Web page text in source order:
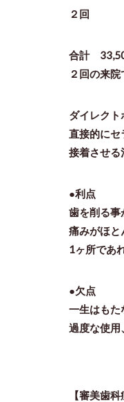
２回
合計
２回の来
ダイレク
直接的にセ
接着させる
●利点
歯を削る事
痛みがほと
1ヶ所であ
●欠点
一生はもた
過度な使用
【審美歯